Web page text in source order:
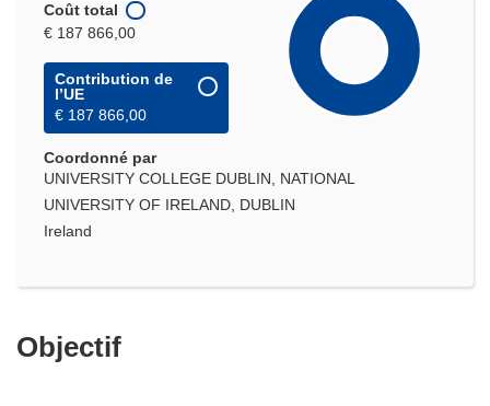
Coût total
€ 187 866,00
Contribution de
l’UE
€ 187 866,00
Coordonné par
UNIVERSITY COLLEGE DUBLIN, NATIONAL
UNIVERSITY OF IRELAND, DUBLIN
Ireland
Objectif